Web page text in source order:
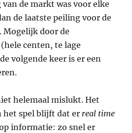
de markt was voor elke
de laatste peiling voor de
Mogelijk door de
centen, te lage
volgende keer is er een
helemaal mislukt. Het
het spel blijft dat er real time
informatie: zo snel er